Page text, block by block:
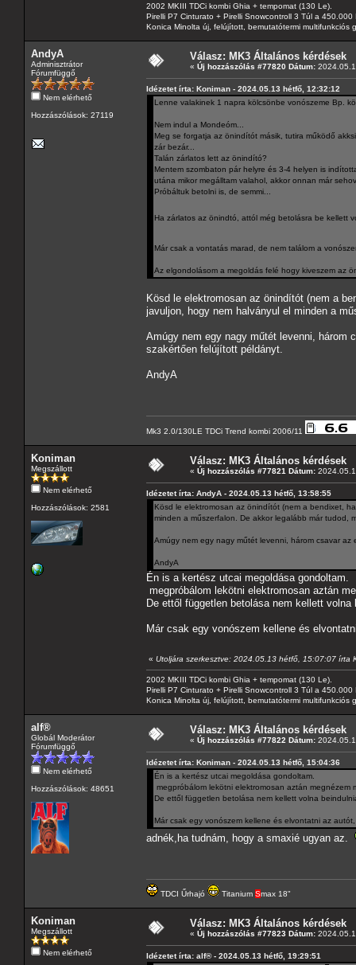
2002 MKIII TDCi kombi Ghia + tempomat (130 Le).
Pirelli P7 Cinturato + Pirelli Snowcontroll 3 Túl a 450.000
Konica Minolta új, felújított, bemutatótermi
AndyA
Adminisztrátor
Fórumfüggő
Nem elérhető
Hozzászólások: 27119
Válasz: MK3 Általános kérdések
« Új hozzászólás #77820 Dátum:
Idézetet írta: Koniman - 2024.05.13 hétfő, 12:32:12
Lenne valakinek 1 napra kölcsönbe vonószeme Bp.
Nem indul a Mondeóm...
Meg se forgatja az önindítót másik, tutira működő
zár bezár...
Talán zárlatos lett az önindító?
Mentem szombaton pár helyre és 3-4 helyen is
utána mikor megálltam valahol, akkor onnan már
Próbáltuk betolni is, de semmi...
Ha zárlatos az önindtó, attól még betolásra be kellett
Már csak a vontatás marad, de nem találom a
Az elgondolásom a megoldás felé hogy kiveszem az
Kösd le elektromosan az önindítót (nem a
javuljon, hogy nem halványul el minden a
Amúgy nem egy nagy műtét levenni, három
szakértően felújított példányt.
AndyA
Mk3 2.0/130LE TDCi Trend kombi 2006/11
Koniman
Megszállott
Nem elérhető
Hozzászólások: 2581
Válasz: MK3 Általános kérdések
« Új hozzászólás #77821 Dátum:
Idézetet írta: AndyA - 2024.05.13 hétfő, 13:58:55
Kösd le elektromosan az önindítót (nem a bendixet,
minden a műszerfalon. De akkor legalább már tudod,
Amúgy nem egy nagy műtét levenni, három csavar
AndyA
Én is a kertész utcai megoldása gondoltam.
megpróbálom lekötni elektromosan aztán
De ettől független betolása nem kellett volna
Már csak egy vonószem kellene és
« Utoljára szerkesztve: 2024.05.13 hétfő, 15:07:07 írta
2002 MKIII TDCi kombi Ghia + tempomat (130 Le).
Pirelli P7 Cinturato + Pirelli Snowcontroll 3 Túl a 450.000
Konica Minolta új, felújított, bemutatótermi
alf®
Globál Moderátor
Fórumfüggő
Nem elérhető
Hozzászólások: 48651
Válasz: MK3 Általános kérdések
« Új hozzászólás #77822 Dátum:
Idézetet írta: Koniman - 2024.05.13 hétfő, 15:04:36
Én is a kertész utcai megoldása gondoltam.
megpróbálom lekötni elektromosan aztán megnézem
De ettől független betolása nem kellett volna
Már csak egy vonószem kellene és elvontatni az
adnék,ha tudnám, hogy a smaxié ugyan az.
TDCI Űrhajó Titanium Smax 18"
Koniman
Megszállott
Nem elérhető
Válasz: MK3 Általános kérdések
« Új hozzászólás #77823 Dátum:
Idézetet írta: alf® - 2024.05.13 hétfő, 19:29:51